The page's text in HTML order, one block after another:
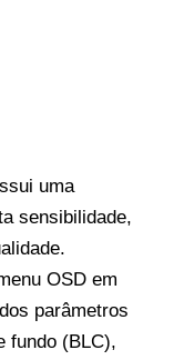
uma
sensibilidade,
OSD em
parâmetros
fundo (BLC),